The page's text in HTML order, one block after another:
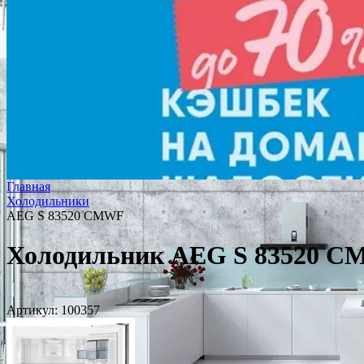
Главная
Холодильники
AEG S 83520 CMWF
Холодильник AEG S 83520
Артикул: 100357